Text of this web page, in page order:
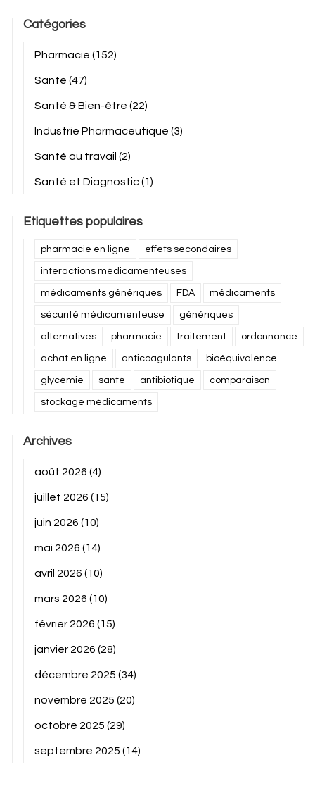
Catégories
Pharmacie (152)
Santé (47)
Santé & Bien-être (22)
Industrie Pharmaceutique (3)
Santé au travail (2)
Santé et Diagnostic(1)
Etiquettes populaires
pharmacie en ligne effets secondaires
interactions médicamenteuses
médicaments génériques FDA médicaments
sécurité médicamenteuse génériques
alternatives pharmacie traitement ordonnance
achat en ligne anticoagulants bioéquivalence
glycémie santé antibiotique comparaison
stockage médicaments
Archives
août 2026 (4)
juillet 2026 (15)
juin 2026 (10)
mai 2026 (14)
avril 2026 (10)
mars 2026 (10)
février 2026 (15)
janvier 2026 (28)
décembre 2025 (34)
novembre 2025 (20)
octobre 2025 (29)
septembre 2025 (14)